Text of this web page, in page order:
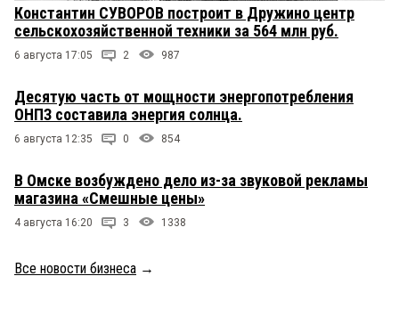
Константин СУВОРОВ построит в Дружино центр
сельскохозяйственной техники за 564 млн руб.
6 августа 17:05 2 987
Десятую часть от мощности энергопотребления
ОНПЗ составила энергия солнца.
6 августа 12:35 0 854
В Омске возбуждено дело из-за звуковой рекламы
магазина «Смешные цены»
4 августа 16:20 3 1338
Все новости бизнеса →